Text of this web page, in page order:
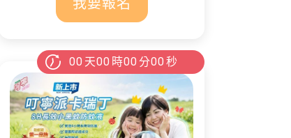
00 天00 時00 分00 秒